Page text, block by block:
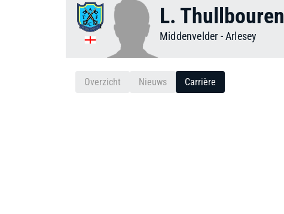
L. Thullbouren
Middenvelder -Arlesey
Overzicht Nieuws Carrière